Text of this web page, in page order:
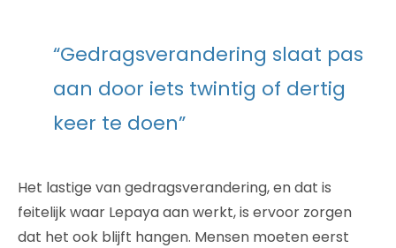
“Gedragsverandering slaat pas
aan door iets twintig of dertig
keer te doen”
Het lastige van gedragsverandering, en dat is
feitelijk waar Lepaya aan werkt, is ervoor zorgen
dat het ook blijft hangen. Mensen moeten eerst